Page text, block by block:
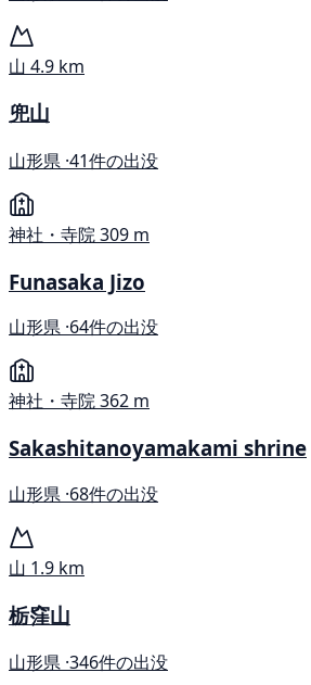
山 4.9 km
兜山
山形県 ·41件の出没
神社・寺院309 m
Funasaka Jizo
山形県 ·64件の出没
神社・寺院362 m
Sakashitanoyamakami shrine
山形県 ·68件の出没
山 1.9 km
栃窪山
山形県 ·346件の出没